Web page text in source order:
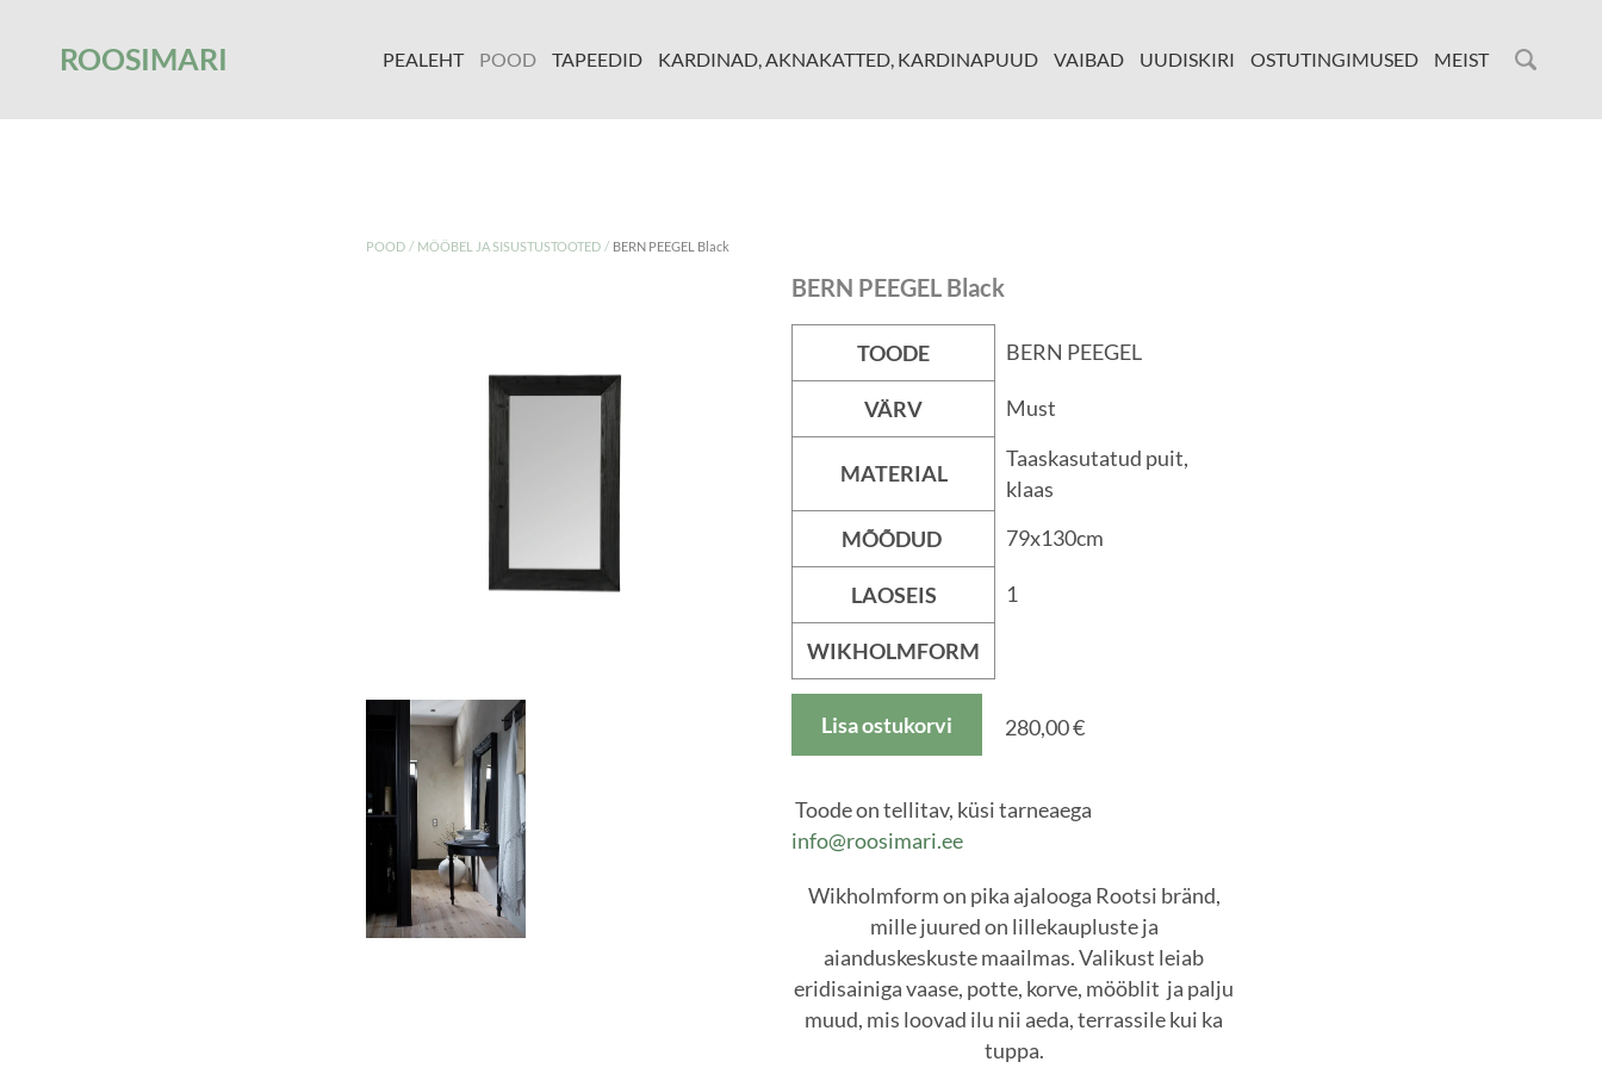
ROOSIMARI PEALEHT POOD TAPEEDID KARDINAD, AKNAKATTED, KARDINAPUUD VAIBAD UUDISKIRI OSTUTINGIMUSED MEIST
POOD / MÖÖBEL JA SISUSTUSTOOTED / BERN PEEGEL Black
BERN PEEGEL Black
TOODE BERN PEEGEL
VÄRV Must
MATERIAL
Taaskasutatud puit,
klaas
MÕÕDUD
79x130cm
LAOSEIS 1
WIKHOLMFORM
Lisa ostukorvi 280,00 €
Toode on tellitav, küsi tarneaega
info@roosimari.ee
Wikholmform on pika ajalooga Rootsi bränd,
mille juured on lillekaupluste ja
aianduskeskuste maailmas. Valikust leiab
eridisainiga vaase, potte, korve, mööblit ja palju
muud, mis loovad ilu nii aeda, terrassile kui ka
tuppa.